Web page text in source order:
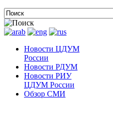
Новости ЦДУМ
России
Новости РДУМ
Новости РИУ
ЦДУМ России
Обзор СМИ